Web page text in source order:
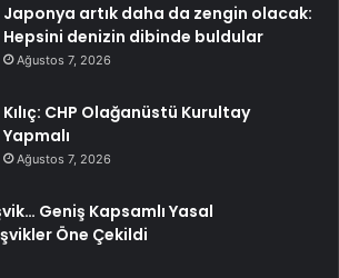
Japonya artık daha da zengin olacak:
Hepsini denizin dibinde buldular
Ağustos 7, 2026
Kılıç: CHP Olağanüstü Kurultay
Yapmalı
Ağustos 7, 2026
Geniş Kapsamlı Yasal
Öne Çekildi